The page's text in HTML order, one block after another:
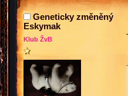
Geneticky změněný
Eskymak
Klub ŽvB